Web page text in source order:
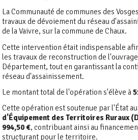
La Communauté de communes des
travaux de dévoiement du réseau
de la Vaivre, sur la commune de Chaux.
Cette intervention était indispensable
les travaux de reconstruction de
Département, tout en garantissant la
réseau d'assainissement.
Le montant total de l'opération s'élève à
Cette opération est soutenue par l'État
d'Équipement des Territoires Ruraux
994,50 €, contribuant ainsi au
structurant pour le territoire.